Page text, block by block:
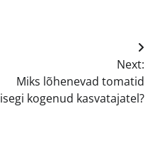
Next:
Miks lõhenevad tomatid
isegi kogenud kasvatajatel?